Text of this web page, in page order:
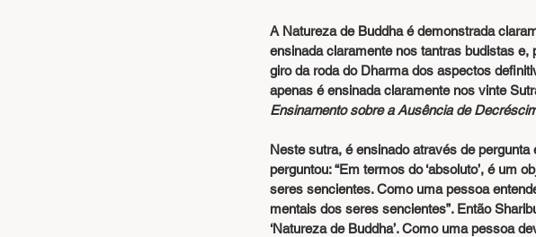
A Natureza de Buddha é demonstrada
ensinada claramente nos tantras budistas
giro da roda do Dharma dos aspectos
apenas é ensinada claramente nos vinte
Ensinamento sobre a Ausência de
Neste sutra, é ensinado através de
perguntou: “Em termos do ‘absoluto’, é um
seres sencientes. Como uma pessoa entende
mentais dos seres sencientes”. Então
‘Natureza de Buddha’. Como uma pessoa